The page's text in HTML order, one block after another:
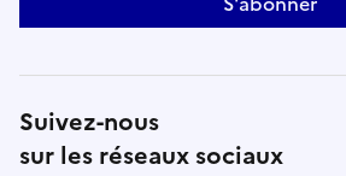
Suivez-nous
sur les réseaux sociaux